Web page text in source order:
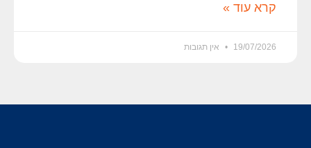
קרא עוד »
19/07/2026 אין תגובות